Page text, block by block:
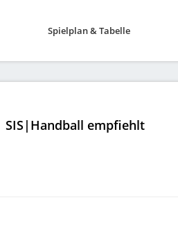
Spielplan & Tabelle
SIS|Handball empfiehlt